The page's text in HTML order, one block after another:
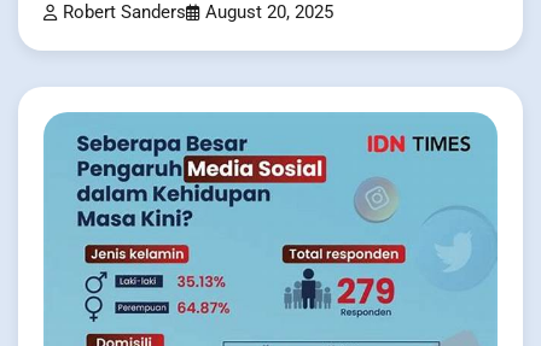
Robert Sanders August 20, 2025